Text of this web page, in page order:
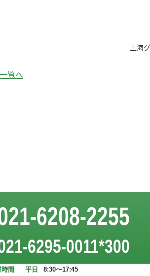
上海
覧へ
6208-2255
6295-0011*300
間 平日
8:30～17:45
お問い合わせフォームはこちら